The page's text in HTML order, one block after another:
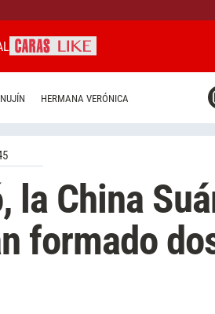
HERMANA VERÓNICA
la China
formado